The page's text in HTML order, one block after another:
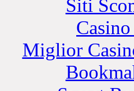
Siti
Miglior